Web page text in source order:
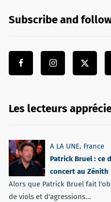
Subscribe and
Les lecteurs
A LA UNE, France
Patrick Bruel : ce
concert au Zénith
Alors que Patrick Bruel fait
de viols et d'agressions...